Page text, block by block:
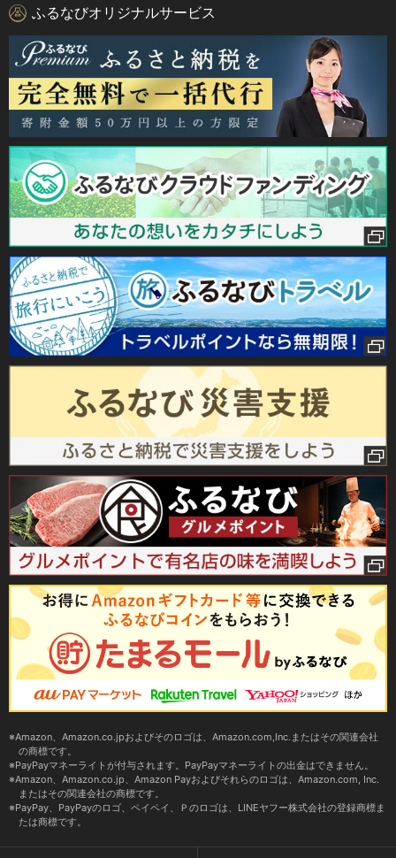
ふるなびオリジナルサービス
Amazon、Amazon.co.jpおよびそのロゴは、Amazon.com,Inc.またはその関連会社
の商標です。
PayPayマネーライトが付与されます。PayPayマネーライトの出金はできません。
Amazon、Amazon.co.jp、Amazon Payおよびそれらのロゴは、Amazon.com, Inc.
またはその関連会社の商標です。
PayPay、PayPayのロゴ、ペイペイ、Ｐのロゴは、LINEヤフー株式会社の登録商標ま
たは商標です。